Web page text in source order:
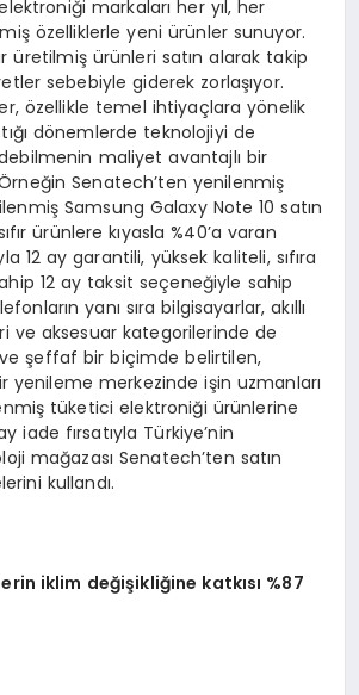
markaları her yıl, her
özelliklerle yeni ürünler sunuyor.
üretilmiş ürünleri satın alarak takip
sebebiyle giderek zorlaşıyor.
özellikle temel ihtiyaçlara yönelik
dönemlerde teknolojiyi de
maliyet avantajlı bir
Senatech’ten yenilenmiş
Samsung Galaxy Note 10 satın
ürünlere kıyasla %40’a varan
12 ay garantili, yüksek kaliteli, sıfıra
12 ay taksit seçeneğiyle sahip
yanı sıra bilgisayarlar, akıllı
ve aksesuar kategorilerinde de
şeffaf bir biçimde belirtilen,
yenileme merkezinde işin uzmanları
tüketici elektroniği ürünlerine
iade fırsatıyla Türkiye’nin
mağazası Senatech’ten satın
kullandı.
iklim değişikliğine katkısı %87